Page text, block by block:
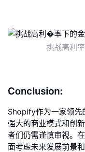
挑战高利
Conclusion:
Shopify作为一家领先
强大的商业模式和创
者们仍需谨慎审视。
面考虑未来发展前景和